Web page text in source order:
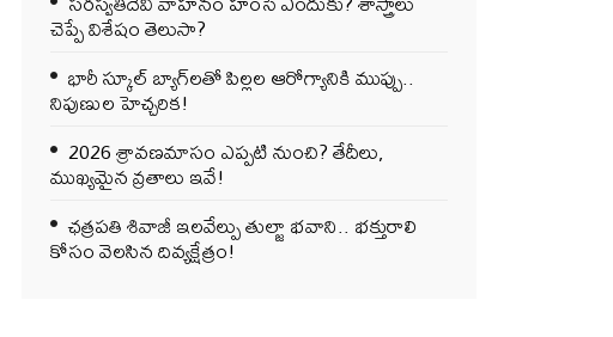
చెప్పే విశేషం తెలుసా?
భారీ స్కూల్ బ్యాగ్‌లతో పిల్లల ఆరోగ్యానికి ముప్పు..
నిపుణుల హెచ్చరిక!
2026 శ్రావణమాసం ఎప్పటి నుంచి? తేదీలు,
ముఖ్యమైన వ్రతాలు ఇవే!
ఛత్రపతి శివాజీ ఇలవేల్పు తుల్జా భవాని.. భక్తురాలి
కోసం వెలసిన దివ్యక్షేత్రం!